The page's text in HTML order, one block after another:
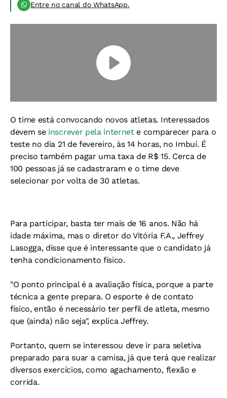
Entre no canal do WhatsApp.
O time está convocando novos atletas. Interessados
devem se inscrever pela internete comparecer para o
teste no dia 21 de fevereiro, às 14 horas, no Imbuí. É
preciso também pagar uma taxa de R$ 15. Cerca de
100 pessoas já se cadastraram e o time deve
selecionar por volta de 30 atletas.
Para participar, basta ter mais de 16 anos. Não há
idade máxima, mas o diretor do Vitória F.A., Jeffrey
Lasogga, disse que é interessante que o candidato já
tenha condicionamento físico.
"O ponto principal é a avaliação física, porque a parte
técnica a gente prepara. O esporte é de contato
físico, então é necessário ter perfil de atleta, mesmo
que (ainda) não seja", explica Jeffrey.
Portanto, quem se interessou deve ir para seletiva
preparado para suar a camisa, já que terá que realizar
diversos exercícios, como agachamento, flexão e
corrida.